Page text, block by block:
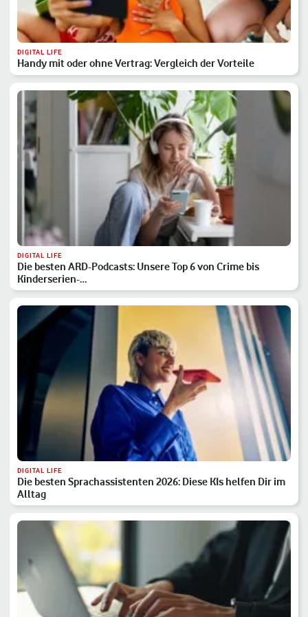
DIGITAL LIFE
Handy mit oder ohne Vertrag: Vergleich der Vorteile
DIGITAL LIFE
Die besten ARD-Podcasts: Unsere Top 6 von Crime bis
Kinderserien-…
DIGITAL LIFE
Die besten Sprachassistenten 2026: Diese KIs helfen Dir im
Alltag